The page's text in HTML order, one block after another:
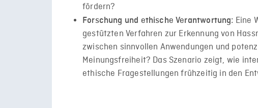
fördern?
Forschung und ethische Verantwortung: Eine
gestützten Verfahren zur Erkennung von
zwischen sinnvollen Anwendungen und
Meinungsfreiheit? Das Szenario zeigt, wie
ethische Fragestellungen frühzeitig in den